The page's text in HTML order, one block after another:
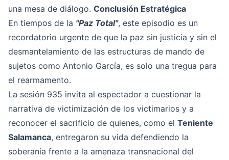
una mesa de diálogo. Conclusión Estratégica
En tiempos de la "Paz Total", este episodio es un
recordatorio urgente de que la paz sin justicia y sin el
desmantelamiento de las estructuras de mando de
sujetos como Antonio García, es solo una tregua para
el rearmamento.
La sesión 935 invita al espectador a cuestionar la
narrativa de victimización de los victimarios y a
reconocer el sacrificio de quienes, como el Teniente
Salamanca, entregaron su vida defendiendo la
soberanía frente a la amenaza transnacional del